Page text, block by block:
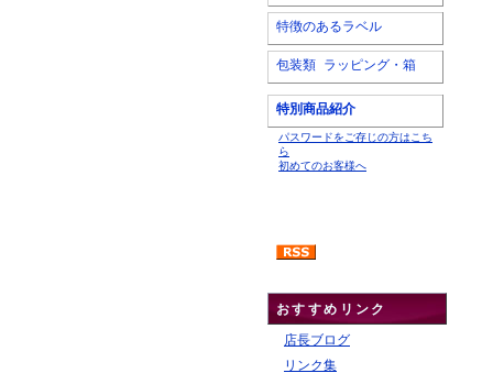
特徴のあるラベル
包装類 ラッピング・箱
特別商品紹介
パスワードをご存じの方はこち
ら
初めてのお客様へ
おすすめリンク
店長ブログ
リンク集